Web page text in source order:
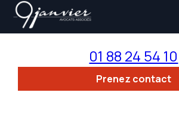
01 88 24 54 10
Prenez contact
Panneau de gestion des cookies